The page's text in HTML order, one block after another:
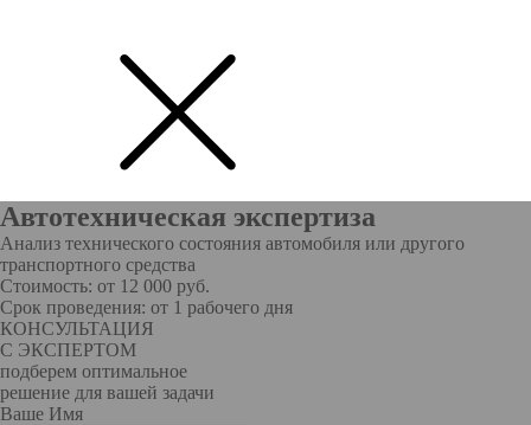
Автотехническая экспертиза
Анализ технического состояния автомобиля или другого
транспортного средства
Стоимость: от 12 000 руб.
Срок проведения: от 1 рабочего дня
КОНСУЛЬТАЦИЯ
С ЭКСПЕРТОМ
подберем оптимальное
решение для вашей задачи
Ваше Имя